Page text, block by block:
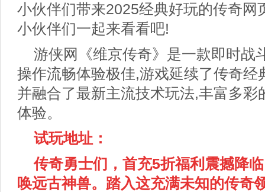
小伙伴们带来2025经典好玩的传奇网
小伙伴们一起来看看吧!
游侠网《维京传奇》是一款即时战
操作流畅体验极佳,游戏延续了传奇经
并融合了最新主流技术玩法,丰富多彩
体验。
试玩地址：
传奇勇士们，首充5折福利震撼降
唤远古神兽。踏入这充满未知的传奇